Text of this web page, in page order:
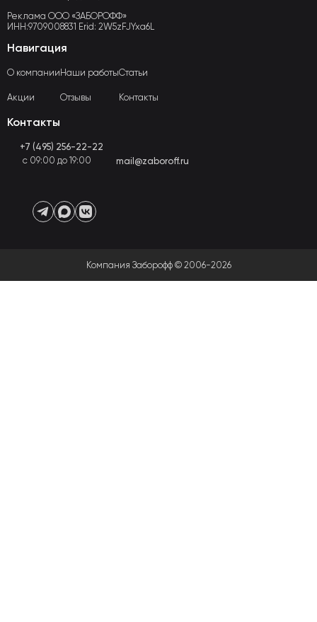
Реклама ООО «ЗАБОРОФФ»
ИНН:9709008831 Erid: 2W5zFJYxa6L
Навигация
О компании
Акции
Наши работы
Отзывы
Статьи
Контакты
Контакты
+7 (495) 256-22-22
с 09:00 до 19:00
mail@zaboroff.ru
Компания Заборофф © 2006-2026